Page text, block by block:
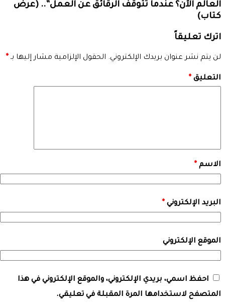
العالم الآن؟ عندما تتوقف الرقائق عن العمل”.. (عرض
كتاب)
اترك تعليقاً
لن يتم نشر عنوان بريدك الإلكتروني. الحقول الإلزامية مشار إليها بـ *
التعليق *
الاسم *
البريد الإلكتروني *
الموقع الإلكتروني
احفظ اسمي، بريدي الإلكتروني، والموقع الإلكتروني في هذا
المتصفح لاستخدامها المرة المقبلة في تعليقي.